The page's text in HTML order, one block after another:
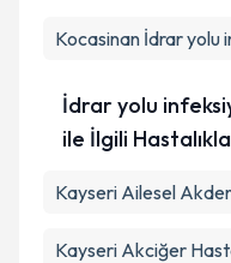
Metni'ni
Kocasinan İdrar yolu
İdrar yolu
ile İlgili
Kayseri Ailesel
Kayseri Akciğer